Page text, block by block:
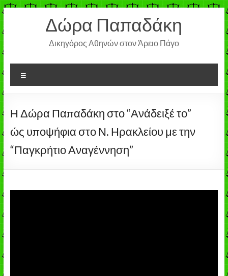
Μετάβαση
περιεχόμενοΔώρα Παπαδάκη
Δικηγόρος Αθηνών στον Άρειο Πάγο
Η Δώρα Παπαδάκη στο “Ανάδειξέ το”
ώς υποψήφια στο Ν. Ηρακλείου με την
“Παγκρήτιο Αναγέννηση”